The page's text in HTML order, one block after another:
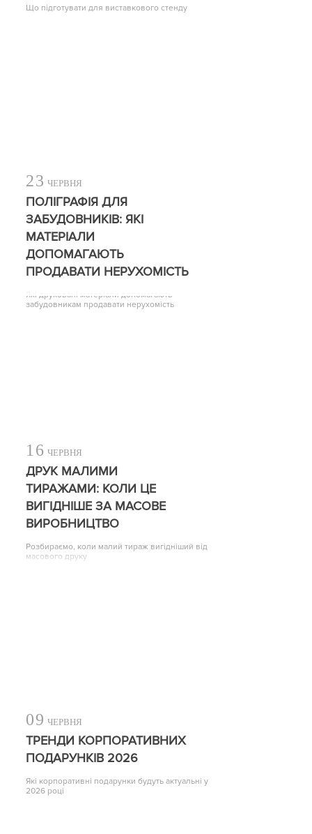
Що підготувати для виставкового стенду
23 ЧЕРВНЯ
ПОЛІГРАФІЯ ДЛЯ
ЗАБУДОВНИКІВ: ЯКІ
МАТЕРІАЛИ
ДОПОМАГАЮТЬ
ПРОДАВАТИ НЕРУХОМІСТЬ
Які друковані матеріали допомагають
забудовникам продавати нерухомість
16 ЧЕРВНЯ
ДРУК МАЛИМИ
ТИРАЖАМИ: КОЛИ ЦЕ
ВИГІДНІШЕ ЗА МАСОВЕ
ВИРОБНИЦТВО
Розбираємо, коли малий тираж вигідніший від
масового друку
09 ЧЕРВНЯ
ТРЕНДИ КОРПОРАТИВНИХ
ПОДАРУНКІВ 2026
Які корпоративні подарунки будуть актуальні у
2026 році